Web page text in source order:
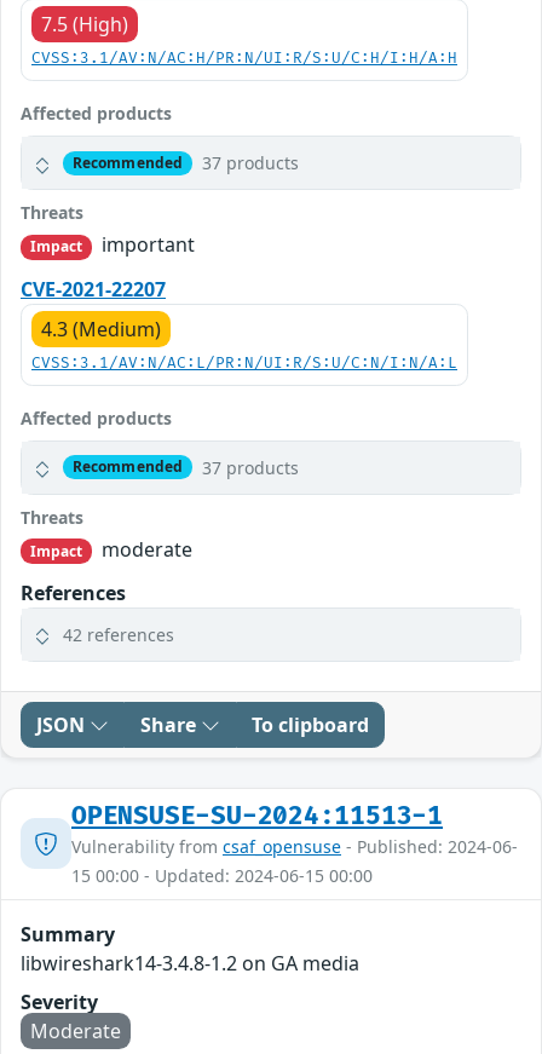
7.5 (High)
CVSS:3.1/AV:N/AC:H/PR:N/UI:R/S:U/C:H/I:H/A:H
Affected products
Recommended 37 products
Threats
Impact
important
CVE-2021-22207
4.3 (Medium)
CVSS:3.1/AV:N/AC:L/PR:N/UI:R/S:U/C:N/I:N/A:L
Affected products
Recommended 37 products
Threats
Impact
moderate
References
42 references
JSON Share To clipboard
OPENSUSE-SU-2024:11513-1
Vulnerability from csaf_opensuse - Published: 2024-06-
15 00:00 - Updated: 2024-06-15 00:00
Summary
libwireshark14-3.4.8-1.2 on GA media
Severity
Moderate